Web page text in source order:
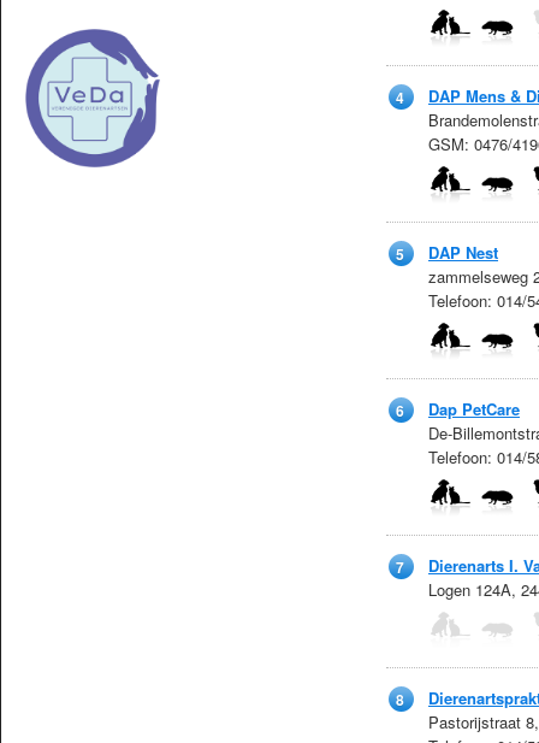
4
DAP Mens &
GSM: 0476/
5
DAP Nest
zammelseweg
Telefoon: 014/
6
Dap PetCare
De-
Telefoon: 014/
7
Dierenarts I.
Logen 124A,
8
Pastorijstraat